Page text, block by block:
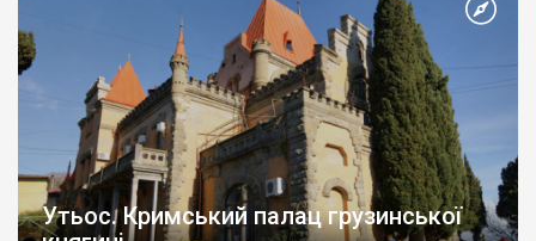
Утьос. Кримський палац грузинської